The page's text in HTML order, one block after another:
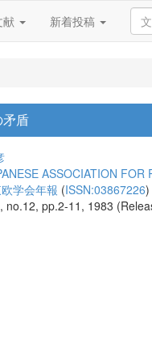
献 新着投稿
盾
ASSOCIATION
学会年報 (ISSN:03867226)
no.12, pp.2-11, 1983